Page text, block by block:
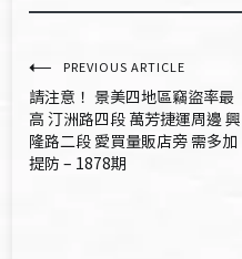
文
章
導
PREVIOUS ARTICLE
請注意！ 景美四地區竊盜率最
高 汀洲路四段 萬芳捷運周邊 興
隆路二段 愛買量販店旁 需多加
提防 – 1878期